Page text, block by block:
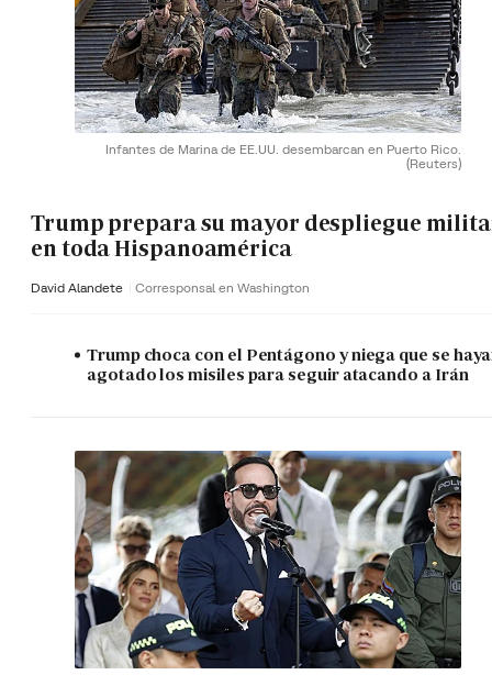
Infantes de Marina de EE.UU. desembarcan en Puerto Rico.
(Reuters)
Trump prepara su mayor despliegue
en toda Hispanoamérica
David Alandete Corresponsal en Washington
Trump choca con el Pentágono y niega que se
agotado los misiles para seguir atacando a Irán